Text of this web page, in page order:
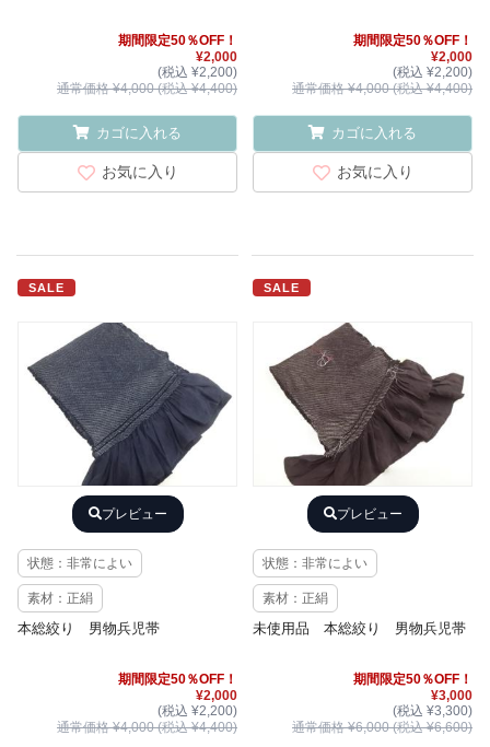
期間限定50％OFF！
¥2,000
(税込 ¥2,200)
通常価格 ¥4,000 (税込 ¥4,400)
カゴに入れる
お気に入り
期間限定50％OFF！
¥2,000
(税込 ¥2,200)
通常価格 ¥4,000 (税込 ¥4,400)
カゴに入れる
お気に入り
SALE
プレビュー
状態：非常によい
素材：正絹
本総絞り 男物兵児帯
期間限定50％OFF！
¥2,000
(税込 ¥2,200)
通常価格 ¥4,000 (税込 ¥4,400)
SALE
プレビュー
状態：非常によい
素材：正絹
未使用品 本総絞り 男物兵児帯
期間限定50％OFF！
¥3,000
(税込 ¥3,300)
通常価格 ¥6,000 (税込 ¥6,600)